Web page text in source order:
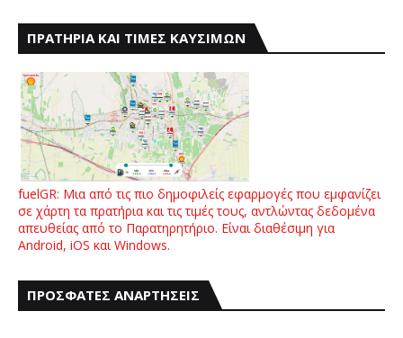
ΠΡΑΤΗΡΙΑ ΚΑΙ ΤΙΜΕΣ ΚΑΥΣΙΜΩΝ
fuelGR: Μια από τις πιο δημοφιλείς εφαρμογές που εμφανίζει
σε χάρτη τα πρατήρια και τις τιμές τους, αντλώντας δεδομένα
απευθείας από το Παρατηρητήριο. Είναι διαθέσιμη για
Android, iOS και Windows.
ΠΡΟΣΦΑΤΕΣ ΑΝΑΡΤΗΣΕΙΣ